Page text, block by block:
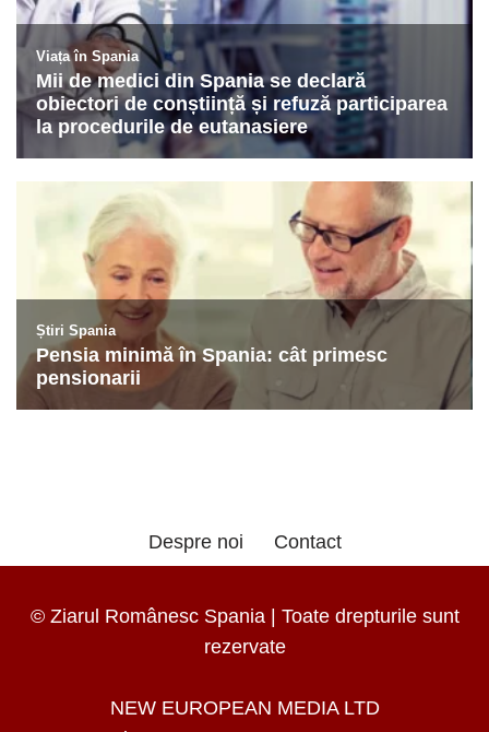
Despre noi Contact
© Ziarul Românesc Spania | Toate drepturile sunt
rezervate
NEW EUROPEAN MEDIA LTD